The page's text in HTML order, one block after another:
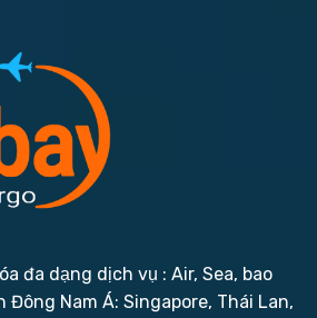
đa dạng dịch vụ : Air, Sea, bao
Đông Nam Á: Singapore, Thái Lan,